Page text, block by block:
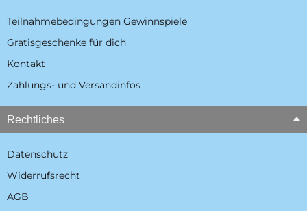
Teilnahmebedingungen Gewinnspiele
Gratisgeschenke für dich
Kontakt
Zahlungs- und Versandinfos
Rechtliches
Datenschutz
Widerrufsrecht
AGB